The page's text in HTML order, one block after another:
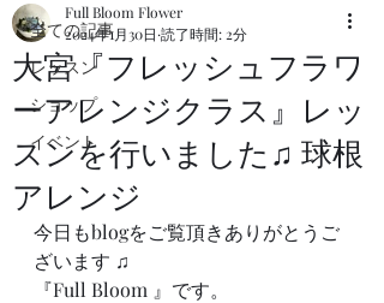
全ての記事
レッスン
ショップ
イベント
大宮『フレッシュフラワ
ーアレンジクラス』レッ
スンを行いました♫ 球根
アレンジ
Full Bloom Flower
2024年1月30日 読了時間: 2分
今日もblogをご覧頂きありがとうご
ざいます ♫
『Full Bloom 』です。